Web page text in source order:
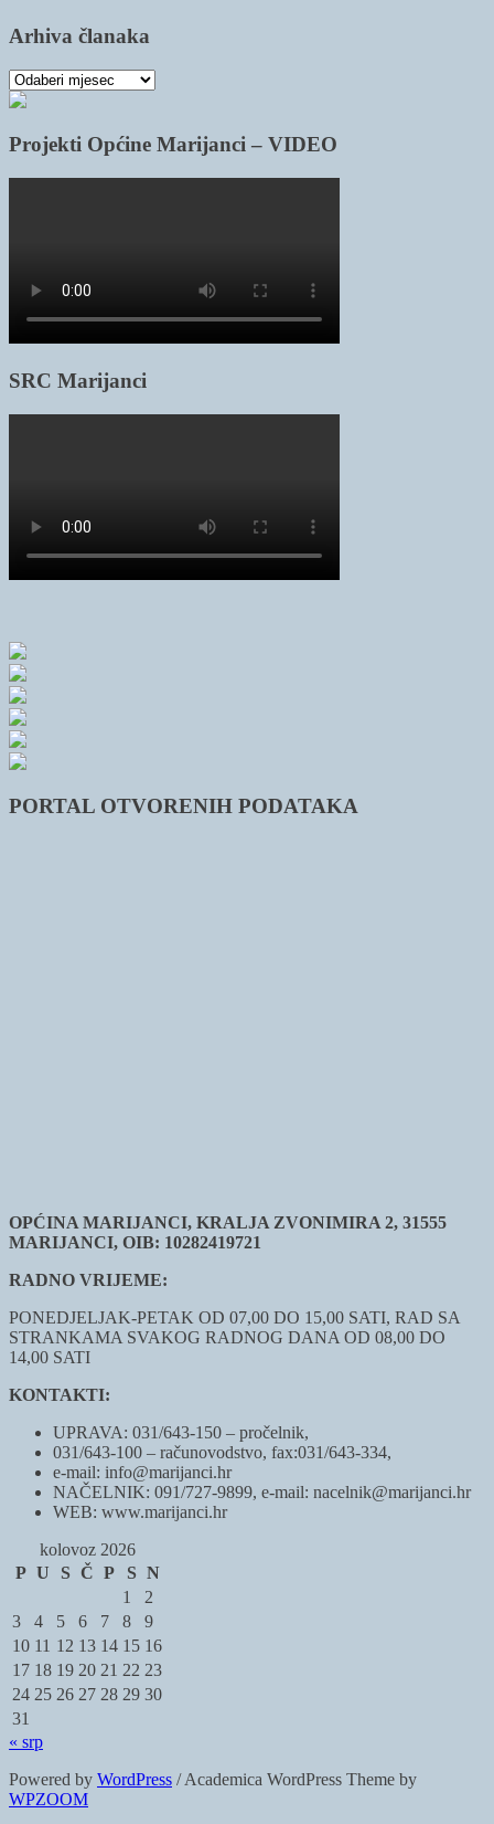
Arhiva članaka
Arhiva
članaka
Projekti Općine Marijanci – VIDEO
SRC Marijanci
PORTAL OTVORENIH PODATAKA
OPĆINA MARIJANCI, KRALJA ZVONIMIRA 2, 31555
MARIJANCI, OIB: 10282419721
RADNO VRIJEME:
PONEDJELJAK-PETAK OD 07,00 DO 15,00 SATI, RAD SA
STRANKAMA SVAKOG RADNOG DANA OD 08,00 DO
14,00 SATI
KONTAKTI:
UPRAVA: 031/643-150 – pročelnik,
031/643-100 – računovodstvo, fax:031/643-334,
e-mail: info@marijanci.hr
NAČELNIK: 091/727-9899, e-mail: nacelnik@marijanci.hr
WEB: www.marijanci.hr
kolovoz 2026
P U S Č P S N
1
2
3
4 5 6 7 8
9
10 11 12 13 14 15 16
17 18 19 20 21 22 23
24 25 26 27 28 29 30
31
« srp
Powered by WordPress / Academica WordPress Theme by
WPZOOM